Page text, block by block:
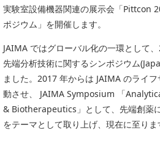
統計
刊行物のご案内
委員会活動
協力企業との適正取引の推進
分析用X線検査装置他PCB廃棄物処理につい
会員会社
総論・各種分析法
食品
ライフサイエンス
イメージング
材料
X線・放射光
実験室設備機器関連の展示会「Pittcon
ポジウム」を開催します。
JAIMA ではグローバル化の一環として
先端分析技術に関するシンポジウム
ました。2017 年からは JAIMA のライ
動させ、 JAIMA Symposium 「
& Biotherapeutics」として、先端創薬
をテーマとして取り上げ、現在に至りま